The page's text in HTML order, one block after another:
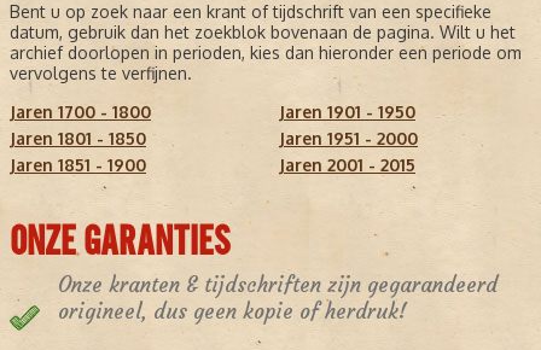
Bent u op zoek naar een krant of tijdschrift van een specifieke
datum, gebruik dan het zoekblok bovenaan de pagina. Wilt u het
archief doorlopen in perioden, kies dan hieronder een periode om
vervolgens te verfijnen.
Jaren 1700 - 1800
Jaren 1801 - 1850
Jaren 1851 - 1900
Jaren 1901 - 1950
Jaren 1951 - 2000
Jaren 2001 - 2015
ONZE GARANTIES
Onze kranten & tijdschriften zijn gegarandeerd
origineel, dus geen kopie of herdruk!